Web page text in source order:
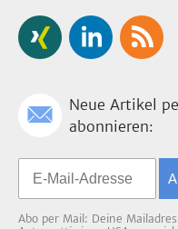
Neue Artikel
abonnieren:
Abo per Mail: Deine